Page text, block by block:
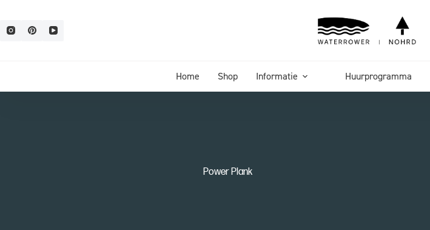
Home Shop Informatie Huurprogramma
Power Plank